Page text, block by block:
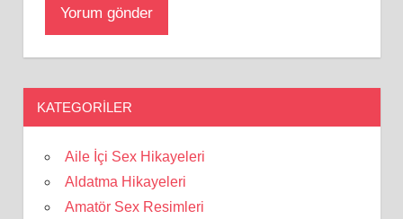
KATEGORILER
Aile İçi Sex Hikayeleri
Aldatma Hikayeleri
Amatör Sex Resimleri